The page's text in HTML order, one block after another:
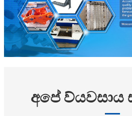
අපේ ව්යවසාය